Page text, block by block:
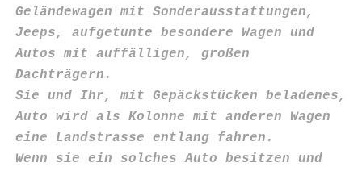
Geländewagen mit Sonderausstattungen,
Jeeps, aufgetunte besondere Wagen und
Autos mit auffälligen, großen
Dachträgern.
Sie und Ihr, mit Gepäckstücken beladenes,
Auto wird als Kolonne mit anderen Wagen
eine Landstrasse entlang fahren.
Wenn sie ein solches Auto besitzen und